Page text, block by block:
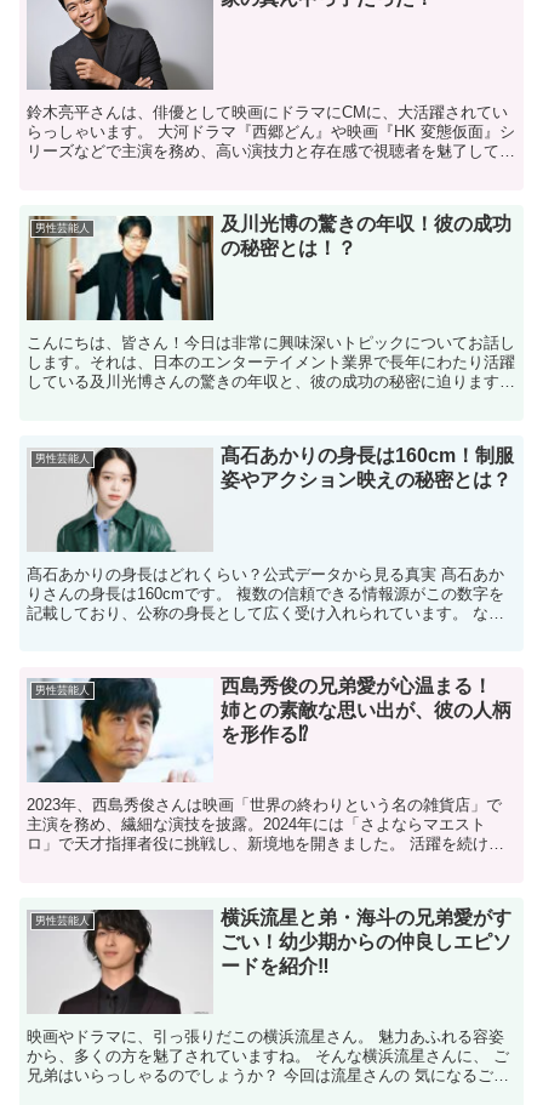
鈴木亮平さんは、俳優として映画にドラマにCMに、大活躍されてい
らっしゃいます。 大河ドラマ『西郷どん』や映画『HK 変態仮面』シ
リーズなどで主演を務め、高い演技力と存在感で視聴者を魅了してい
男性芸能人
及川光博の驚きの年収！彼の成功
の秘密とは！？
こんにちは、皆さん！今日は非常に興味深いトピックについてお話し
します。それは、日本のエンターテイメント業界で長年にわたり活躍
している及川光博さんの驚きの年収と、彼の成功の秘密に迫ります。
男性芸能人
髙石あかりの身長は160cm！制服
姿やアクション映えの秘密とは？
髙石あかりの身長はどれくらい？公式データから見る真実 髙石あか
りさんの身長は160cmです。 複数の信頼できる情報源がこの数字を
記載しており、公称の身長として広く受け入れられています。 なぜ
男性芸能人
西島秀俊の兄弟愛が心温まる！
姉との素敵な思い出が、彼の人柄
を形作る⁉
2023年、西島秀俊さんは映画「世界の終わりという名の雑貨店」で
主演を務め、繊細な演技を披露。2024年には「さよならマエスト
ロ」で天才指揮者役に挑戦し、新境地を開きました。 活躍を続ける
男性芸能人
横浜流星と弟・海斗の兄弟愛がす
ごい！幼少期からの仲良しエピソ
ードを紹介‼
映画やドラマに、引っ張りだこの横浜流星さん。 魅力あふれる容姿
から、多くの方を魅了されていますね。 そんな横浜流星さんに、 ご
兄弟はいらっしゃるのでしょうか？ 今回は流星さんの 気になるご兄